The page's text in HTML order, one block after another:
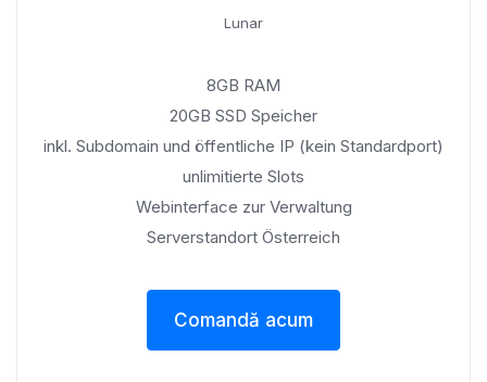
Lunar
8GB RAM
20GB SSD Speicher
inkl. Subdomain und öffentliche IP (kein Standardport)
unlimitierte Slots
Webinterface zur Verwaltung
Serverstandort Österreich
Comandă acum